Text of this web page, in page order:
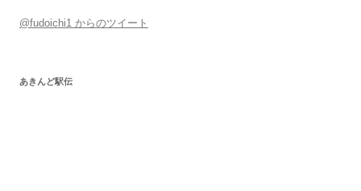
@fudoichi1 からのツイート
あきんど駅伝